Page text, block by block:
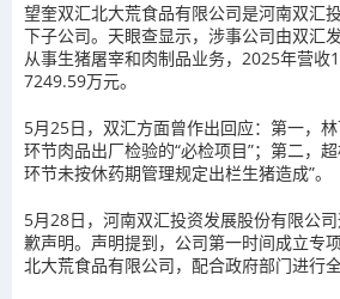
望奎双汇北大荒食品有限公司是河南双汇
下子公司。天眼查显示，涉事公司由双汇
从事生猪屠宰和肉制品业务，2025年营收
7249.59万元。
5月25日，双汇方面曾作出回应：第一，
环节肉品出厂检验的“必检项目”；第二，
环节未按休药期管理规定出栏生猪造成”。
5月28日，河南双汇投资发展股份有限公
歉声明。声明提到，公司第一时间成立专
北大荒食品有限公司，配合政府部门进行全